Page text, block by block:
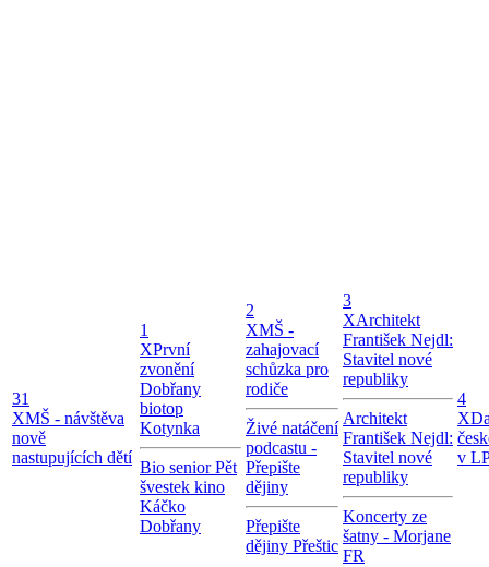
31
XMŠ - návštěva
nově
nastupujících dětí
1
XPrvní
zvonění
Dobřany
biotop
Kotynka
Bio senior Pět
švestek kino
Káčko
Dobřany
2
XMŠ -
zahajovací
schůzka pro
rodiče
Živé natáčení
podcastu -
Přepište
dějiny
Přepište
dějiny Přeštic
3
XArchitekt
František Nejdl:
Stavitel nové
republiky
Architekt
František Nejdl:
Stavitel nové
republiky
Koncerty ze
šatny - Morjane
FR
4
X
v